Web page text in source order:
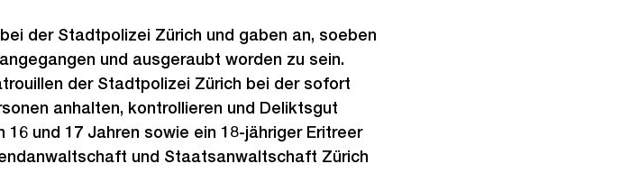
der Stadtpolizei Zürich und gaben an, soeben
und ausgeraubt worden zu sein.
der Stadtpolizei Zürich bei der sofort
anhalten, kontrollieren und Deliktsgut
und 17 Jahren sowie ein 18-jähriger Eritreer
und Staatsanwaltschaft Zürich